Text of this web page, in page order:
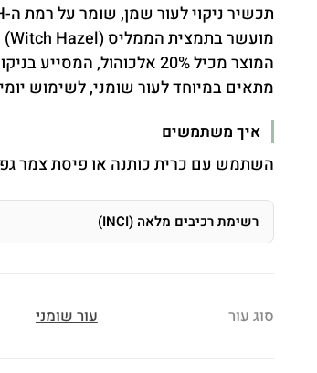
תכשיר ניקוי לעור שמן, שומר על רמת ה-pH הטבעית של העור ותורם לאיזון עודפי שומן ולמראה עור אחיד ובריא.
מועשר בתמצית הממליס (Witch Hazel) – רכיב טבעי הידוע ביכולתו לכווץ נקבוביות, להרגיע את העור ולהפחית ברק שומני.
המוצר מכיל 20% אלכוהול, המסייע בניקוי עמוק ובהסרת שומנים עודפים, תוך שמירה על מחסום ההגנה הטבעי של העור.
מתאים במיוחד לעור שומני, לשימוש
איך משתמשים
השתמש עם כרית כותנה או פיסת צמר גפן
רשימת רכיבים מלאה (INCI)
סוג עור עור שומני